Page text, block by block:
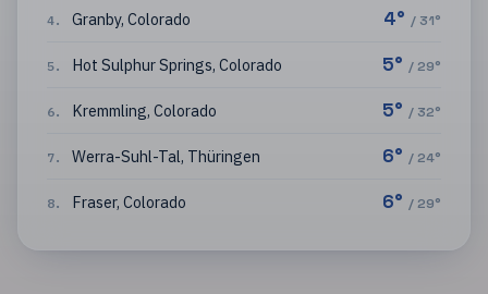
4. Granby, Colorado 4° / 31°
5. Hot Sulphur Springs, Colorado 5° /29°
6. Kremmling, Colorado 5° / 32°
7. Werra-Suhl-Tal, Thüringen 6° /24°
8. Fraser, Colorado 6° /29°